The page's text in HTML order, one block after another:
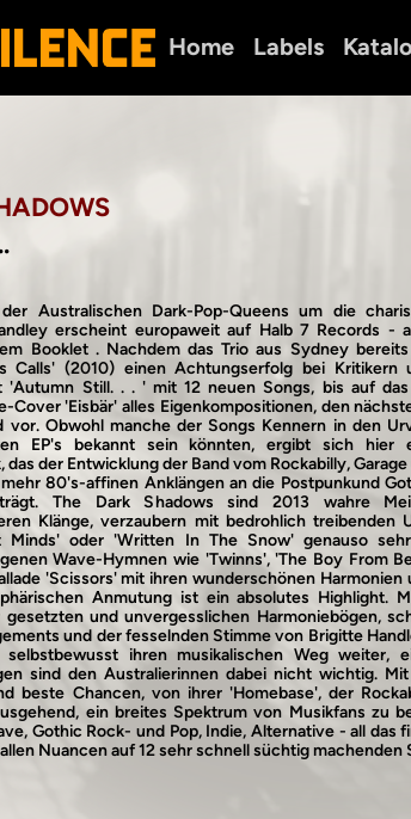
Home Labels
Australischen Dark-Pop-Queens um die
erscheint europaweit auf Halb 7 Records -
Booklet . Nachdem das Trio aus Sydney
Calls' (2010) einen Achtungserfolg bei Kritikern
'Autumn Still. . . ' mit 12 neuen Songs, bis auf
Cover 'Eisbär' alles Eigenkompositionen, den
vor. Obwohl manche der Songs Kennern in den
EP's bekannt sein könnten, ergibt sich hier
der Entwicklung der Band vom Rockabilly, Garage
80's-affinen Anklängen an die Postpunkund
The Dark Shadows sind 2013 wahre
Klänge, verzaubern mit bedrohlich treibenden
Minds' oder 'Written In The Snow' genauso
Wave-Hymnen wie 'Twinns', 'The Boy From
'Scissors' mit ihren wunderschönen Harmonien
Anmutung ist ein absolutes Highlight.
gesetzten und unvergesslichen Harmoniebögen,
und der fesselnden Stimme von Brigitte
ihren musikalischen Weg weiter,
sind den Australierinnen dabei nicht wichtig.
beste Chancen, von ihrer 'Homebase', der
ein breites Spektrum von Musikfans zu
Gothic Rock- und Pop, Indie, Alternative - all das
Nuancen auf 12 sehr schnell süchtig machenden